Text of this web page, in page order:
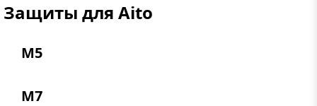
Защиты для Aito
M5
M7